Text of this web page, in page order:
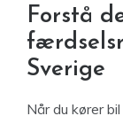
Forstå
Sverige
Når du kører